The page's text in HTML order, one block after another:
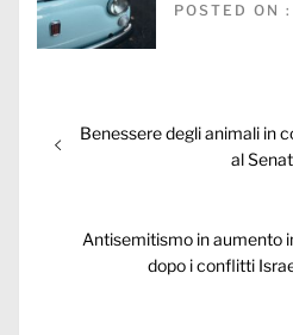
POSTED ON
Post
navigation
Previous
Benessere degli animali in
al
Next
Antisemitismo in aumento
dopo i conflitti